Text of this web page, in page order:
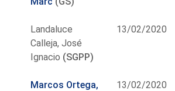
Landaluce
Calleja, José
Ignacio (SGPP)
13/02/2020
Marcos Ortega,
13/02/2020